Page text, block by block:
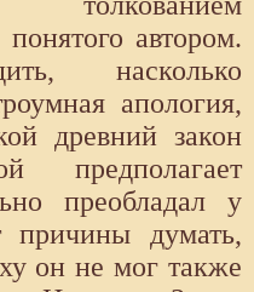
автором.
насколько
апология,
древний закон
предполагает
преобладал у
причины думать,
он не мог также